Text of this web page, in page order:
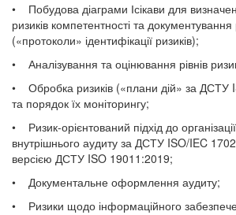
• Побудова діаграми Ісікави для
ризиків компетентності та документування
(«протоколи» ідентифікації ризиків);
• Аналізування та оцінювання рівнів
• Обробка ризиків («плани дій» за ДСТУ
та порядок їх моніторингу;
• Ризик-орієнтований підхід до
внутрішнього аудиту за ДСТУ ISO/IEC
версією ДСТУ ISO 19011:2019;
• Документальне оформлення аудиту;
• Ризики щодо інформаційного